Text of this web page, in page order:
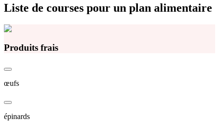
Liste de courses pour un plan alimentaire
Produits frais
œufs
épinards